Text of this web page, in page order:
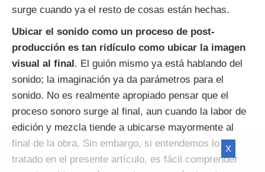
surge cuando ya el resto de cosas están hechas.
Ubicar el sonido como un proceso de post-
producción es tan ridículo como ubicar la imagen
visual al final. El guión mismo ya está hablando del
sonido; la imaginación ya da parámetros para el
sonido. No es realmente apropiado pensar que el
proceso sonoro surge al final, aun cuando la labor de
edición y mezcla tiende a ubicarse mayormente al
final de la obra. Sin embargo, si entendemos lo ya
tratado en el presente artículo, es fácil comprender
X